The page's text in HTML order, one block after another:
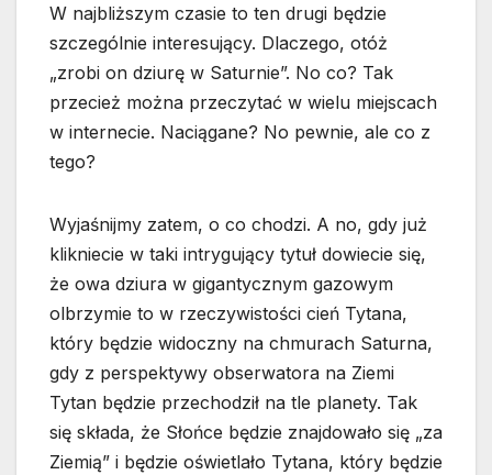
W najbliższym czasie to ten drugi będzie
szczególnie interesujący. Dlaczego, otóż
„zrobi on dziurę w Saturnie”. No co? Tak
przecież można przeczytać w wielu miejscach
w internecie. Naciągane? No pewnie, ale co z
tego?
Wyjaśnijmy zatem, o co chodzi. A no, gdy już
klikniecie w taki intrygujący tytuł dowiecie się,
że owa dziura w gigantycznym gazowym
olbrzymie to w rzeczywistości cień Tytana,
który będzie widoczny na chmurach Saturna,
gdy z perspektywy obserwatora na Ziemi
Tytan będzie przechodził na tle planety. Tak
się składa, że Słońce będzie znajdowało się „za
Ziemią” i będzie oświetlało Tytana, który będzie